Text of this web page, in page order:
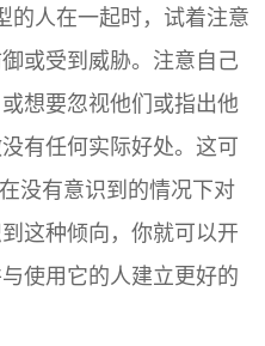
的人在一起时，试着注意
或受到威胁。注意自己
想要忽视他们或指出他
有任何实际好处。这可
没有意识到的情况下对
这种倾向，你就可以开
使用它的人建立更好的